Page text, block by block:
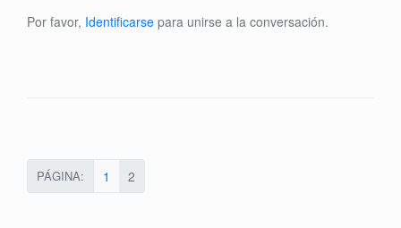
Por favor, Identificarse para unirse a la conversación.
PÁGINA: 1 2